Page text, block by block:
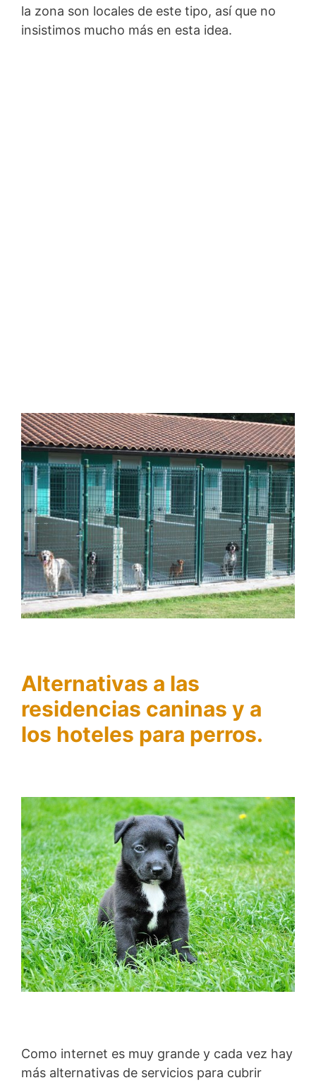
la zona son locales de este tipo, así que no
insistimos mucho más en esta idea.
Alternativas a las
residencias caninas y a
los hoteles para perros.
Como internet es muy grande y cada vez hay
más alternativas de servicios para cubrir